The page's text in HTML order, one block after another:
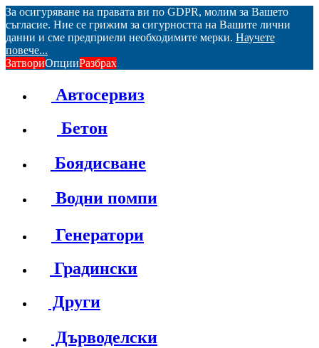
За осигуряване на правата ви по GDPR, молим за Вашето
съгласие. Ние се грижим за сигурността на Вашите лични
данни и сме предприели необходимите мерки. Научете
повече...
ЗатвориОпцииРазбрах
Автосервиз
Бетон
Боядисване
Водни помпи
Генератори
Градински
Други
Дърводелски